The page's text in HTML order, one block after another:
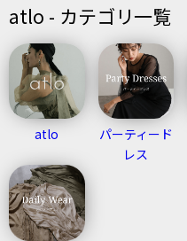
atlo - カテゴリ一覧
atlo
パーティード
レス